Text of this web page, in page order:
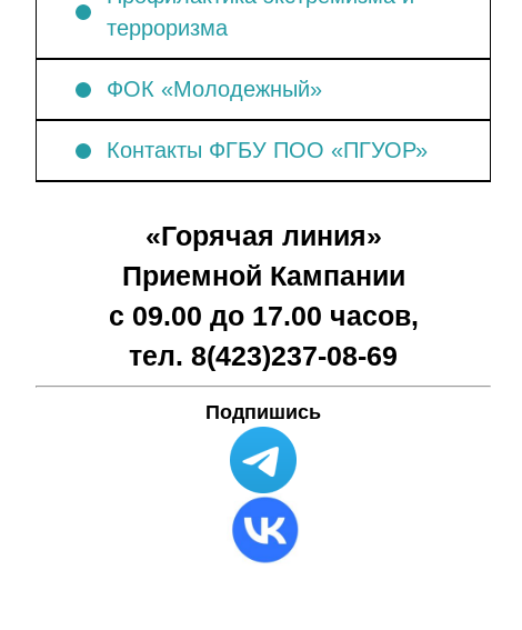
терроризма
ФОК «Молодежный»
Контакты ФГБУ ПОО «ПГУОР»
«Горячая линия»
Приемной Кампании
с 09.00 до 17.00 часов,
тел. 8(423)237-08-69
Подпишись